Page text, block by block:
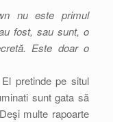
nu este primul
fost, sau sunt, o
Este doar o
pretinde pe situl
sunt gata să
multe rapoarte